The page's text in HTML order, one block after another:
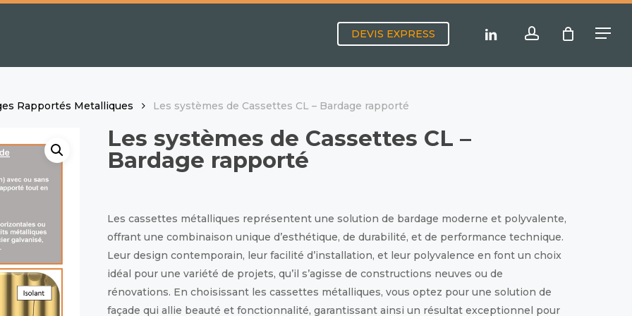
DEVIS EXPRESS linkedin accountMenu
Rapportés Metalliques Les systèmes de Cassettes CL – Bardage rapporté
Les systèmes de Cassettes CL –
Bardage rapporté
Les cassettes métalliques représentent une solution de bardage moderne et polyvalente,
offrant une combinaison unique d’esthétique, de durabilité, et de performance technique.
Leur design contemporain, leur facilité d’installation, et leur polyvalence en font un choix
idéal pour une variété de projets, qu’il s’agisse de constructions neuves ou de
rénovations. En choisissant les cassettes métalliques, vous optez pour une solution de
façade qui allie beauté et fonctionnalité, garantissant ainsi un résultat exceptionnel pour